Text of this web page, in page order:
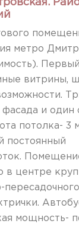
метро
витрины,
фасада и один
потолка- 3
постоянный
в центре
мощность-